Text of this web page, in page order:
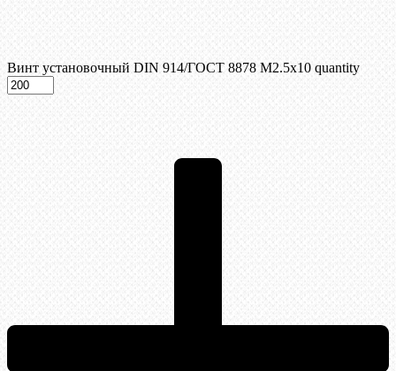
Винт установочный DIN 914/ГОСТ 8878 M2.5x10 quantity